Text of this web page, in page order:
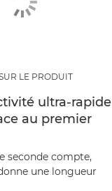
LE PRODUIT
ultra-rapide
au premier
seconde compte,
une longueur